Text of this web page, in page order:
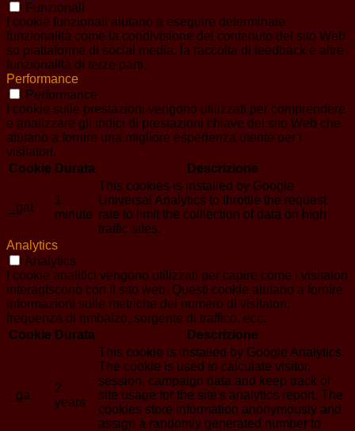
Funzionali
I cookie funzionali aiutano a eseguire determinate
funzionalità come la condivisione del contenuto del sito Web
su piattaforme di social media, la raccolta di feedback e altre
funzionalità di terze parti.
Performance
Performance
I cookie sulle prestazioni vengono utilizzati per comprendere
e analizzare gli indici di prestazioni chiave del sito Web che
aiutano a fornire una migliore esperienza utente per i
visitatori.
Cookie Durata Descrizione
_gat
1
minute
This cookies is installed by Google
Universal Analytics to throttle the request
rate to limit the colllection of data on high
traffic sites.
Analytics
Analytics
I cookie analitici vengono utilizzati per capire come i visitatori
interagiscono con il sito web. Questi cookie aiutano a fornire
informazioni sulle metriche del numero di visitatori,
frequenza di rimbalzo, sorgente di traffico, ecc.
Cookie Durata Descrizione
_ga
2
years
This cookie is installed by Google Analytics.
The cookie is used to calculate visitor,
session, campaign data and keep track of
site usage for the site's analytics report. The
cookies store information anonymously and
assign a randomly generated number to